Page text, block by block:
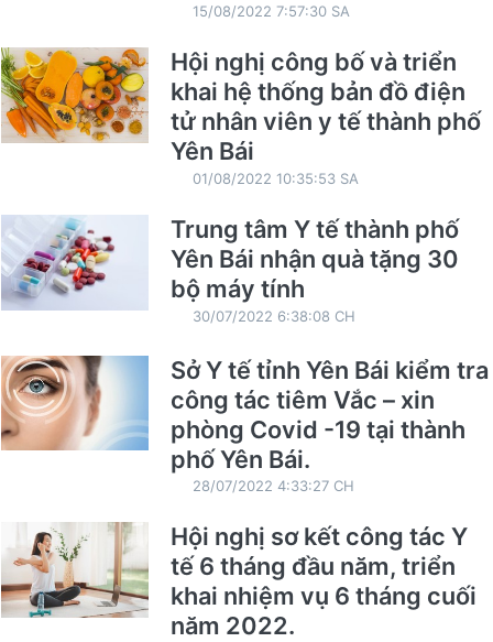
15/08/2022 7:57:30 SA
Hội nghị công bố và triển
khai hệ thống bản đồ điện
tử nhân viên y tế thành phố
Yên Bái
01/08/2022 10:35:53 SA
Trung tâm Y tế thành phố
Yên Bái nhận quà tặng 30
bộ máy tính
30/07/2022 6:38:08 CH
Sở Y tế tỉnh Yên Bái kiểm tra
công tác tiêm Vắc – xin
phòng Covid -19 tại thành
phố Yên Bái.
28/07/2022 4:33:27 CH
Hội nghị sơ kết công tác Y
tế 6 tháng đầu năm, triển
khai nhiệm vụ 6 tháng cuối
năm 2022.